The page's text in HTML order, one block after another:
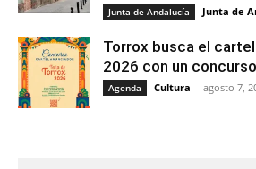
Junta de Andalucía Junta de
Torrox busca el
2026 con un concurso
Agenda Cultura - agosto 7,